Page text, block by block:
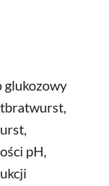
glukozowy
pH,